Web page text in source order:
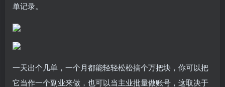
单记录。
一天出个几单，一个月都能轻轻松松搞个万把块，你可以把
它当作一个副业来做，也可以当主业批量做账号，这取决于